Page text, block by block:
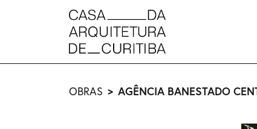
OBRAS AGÊNCIA BANESTADO